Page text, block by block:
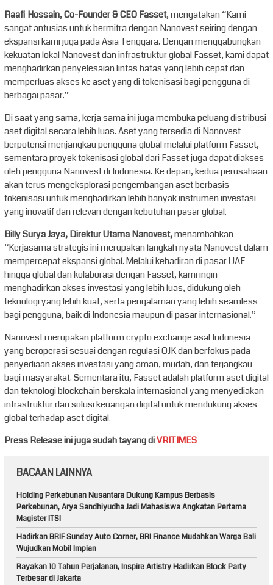
Raafi Hossain, Co-Founder & CEO Fasset, mengatakan “Kami
sangat antusias untuk bermitra dengan Nanovest seiring dengan
ekspansi kami juga pada Asia Tenggara. Dengan menggabungkan
kekuatan lokal Nanovest dan infrastruktur global Fasset, kami dapat
menghadirkan penyelesaian lintas batas yang lebih cepat dan
memperluas akses ke aset yang di tokenisasi bagi pengguna di
berbagai pasar.”
Di saat yang sama, kerja sama ini juga membuka peluang distribusi
aset digital secara lebih luas. Aset yang tersedia di Nanovest
berpotensi menjangkau pengguna global melalui platform Fasset,
sementara proyek tokenisasi global dari Fasset juga dapat diakses
oleh pengguna Nanovest di Indonesia. Ke depan, kedua perusahaan
akan terus mengeksplorasi pengembangan aset berbasis
tokenisasi untuk menghadirkan lebih banyak instrumen investasi
yang inovatif dan relevan dengan kebutuhan pasar global.
Billy Surya Jaya, Direktur Utama Nanovest,menambahkan
“Kerjasama strategis ini merupakan langkah nyata Nanovest dalam
mempercepat ekspansi global. Melalui kehadiran di pasar UAE
hingga global dan kolaborasi dengan Fasset, kami ingin
menghadirkan akses investasi yang lebih luas, didukung oleh
teknologi yang lebih kuat, serta pengalaman yang lebih seamless
bagi pengguna, baik di Indonesia maupun di pasar internasional.”
Nanovest merupakan platform crypto exchange asal Indonesia
yang beroperasi sesuai dengan regulasi OJK dan berfokus pada
penyediaan akses investasi yang aman, mudah, dan terjangkau
bagi masyarakat. Sementara itu, Fasset adalah platform aset digital
dan teknologi blockchain berskala internasional yang menyediakan
infrastruktur dan solusi keuangan digital untuk mendukung akses
global terhadap aset digital.
Press Release ini juga sudah tayang diVRITIMES
BACAAN LAINNYA
Holding Perkebunan Nusantara Dukung Kampus Berbasis
Perkebunan, Arya Sandhiyudha Jadi Mahasiswa Angkatan Pertama
Magister ITSI
Hadirkan BRIF Sunday Auto Corner, BRI Finance Mudahkan Warga Bali
Wujudkan Mobil Impian
Rayakan 10 Tahun Perjalanan, Inspire Artistry Hadirkan Block Party
Terbesar di Jakarta